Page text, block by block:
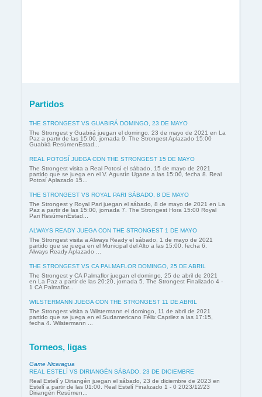
Partidos
THE STRONGEST VS GUABIRÁ DOMINGO, 23 DE MAYO
The Strongest y Guabirá juegan el domingo, 23 de mayo de 2021 en La
Paz a partir de las 15:00, jornada 9. The Strongest Aplazado 15:00
Guabirá ResúmenEstad...
REAL POTOSÍ JUEGA CON THE STRONGEST 15 DE MAYO
The Strongest visita a Real Potosí el sábado, 15 de mayo de 2021
partido que se juega en el V. Agustín Ugarte a las 15:00, fecha 8. Real
Potosí Aplazado 15...
THE STRONGEST VS ROYAL PARI SÁBADO, 8 DE MAYO
The Strongest y Royal Pari juegan el sábado, 8 de mayo de 2021 en La
Paz a partir de las 15:00, jornada 7. The Strongest Hora 15:00 Royal
Pari ResúmenEstad...
ALWAYS READY JUEGA CON THE STRONGEST 1 DE MAYO
The Strongest visita a Always Ready el sábado, 1 de mayo de 2021
partido que se juega en el Municipal del Alto a las 15:00, fecha 6.
Always Ready Aplazado ...
THE STRONGEST VS CA PALMAFLOR DOMINGO, 25 DE ABRIL
The Strongest y CA Palmaflor juegan el domingo, 25 de abril de 2021
en La Paz a partir de las 20:20, jornada 5. The Strongest Finalizado 4 -
1 CA Palmaflor...
WILSTERMANN JUEGA CON THE STRONGEST 11 DE ABRIL
The Strongest visita a Wilstermann el domingo, 11 de abril de 2021
partido que se juega en el Sudamericano Félix Caprilez a las 17:15,
fecha 4. Wilstermann ...
Torneos, ligas
Game Nicaragua
REAL ESTELÍ VS DIRIANGÉN SÁBADO, 23 DE DICIEMBRE
Real Estelí y Diriangén juegan el sábado, 23 de diciembre de 2023 en
Estelí a partir de las 01:00. Real Estelí Finalizado 1 - 0 2023/12/23
Diriangén Resúmen...